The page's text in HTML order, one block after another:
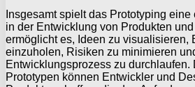
Insgesamt spielt das Prototyping
in der Entwicklung von Produkten
ermöglicht es, Ideen zu visualisieren,
einzuholen, Risiken zu minimieren
Entwicklungsprozess zu durchlaufen.
Prototypen können Entwickler und